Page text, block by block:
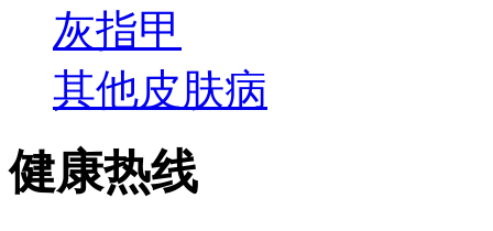
灰指甲
其他皮肤病
健康热线